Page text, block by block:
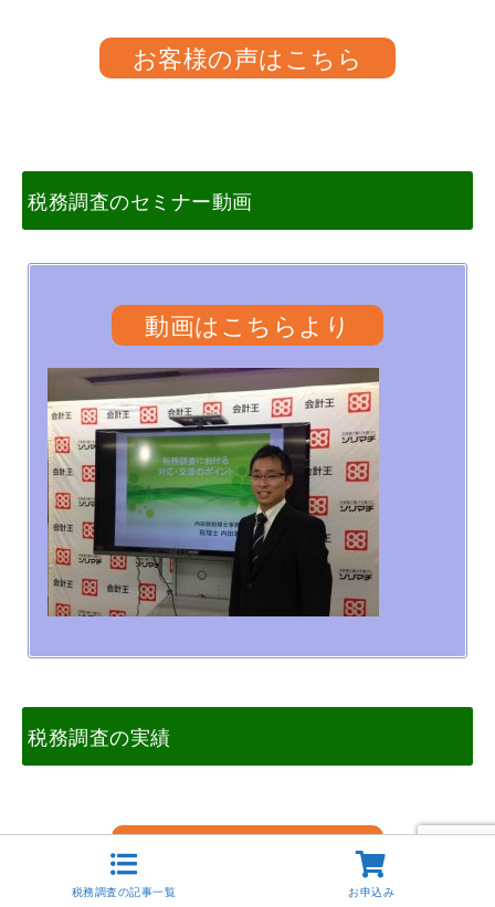
お客様の声はこちら
税務調査のセミナー動画
動画はこちらより
税務調査の実績
詳細はこちらより
税務調査の記事一覧 お申込み